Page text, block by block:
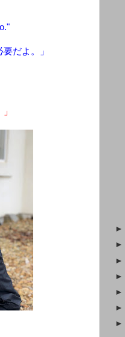
だよ。」
►
►
►
►
►
►
►